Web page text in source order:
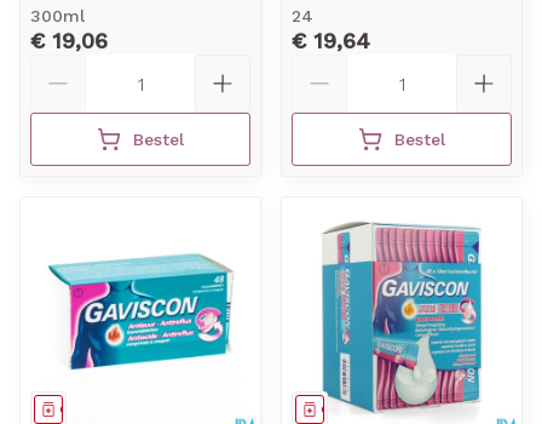
300ml
€ 19,06
Bestel
24
€ 19,64
Bestel
Geneesmiddel Geneesmiddel